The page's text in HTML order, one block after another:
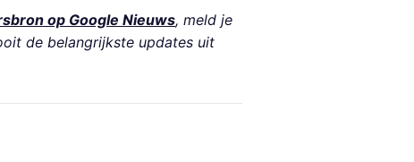
op Google Nieuws, meld je
de belangrijkste updates uit